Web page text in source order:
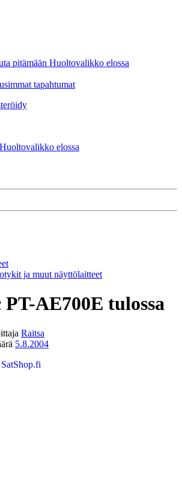
pitämään Huoltovalikko elossa
tapahtumat
elossa
ja muut näyttölaitteet
PT-AE700E tulossa
Raitsa
5.8.2004